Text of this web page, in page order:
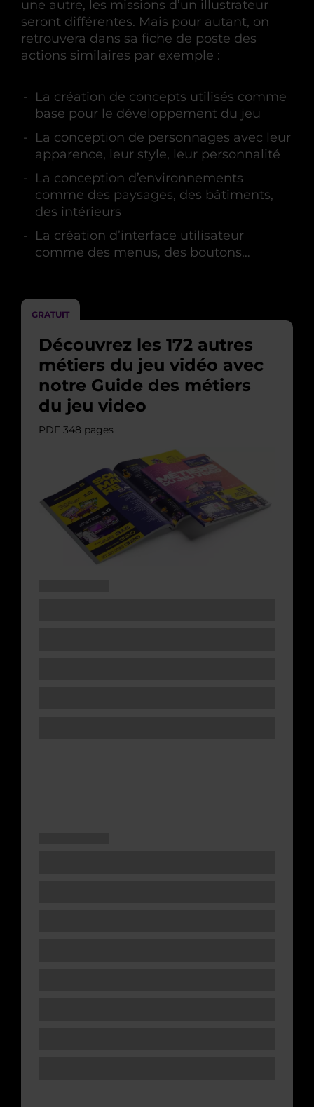
une autre, les missions d’un illustrateur
seront différentes. Mais pour autant, on
retrouvera dans sa fiche de poste des
actions similaires par exemple :
La création de concepts utilisés comme
base pour le développement du jeu
La conception de personnages avec leur
apparence, leur style, leur personnalité
La conception d’environnements
comme des paysages, des bâtiments,
des intérieurs
La création d’interface utilisateur
comme des menus, des boutons…
GRATUIT
Découvrez les 172 autres
métiers du jeu vidéo avec
notre Guide des métiers
du jeu video
PDF 348 pages